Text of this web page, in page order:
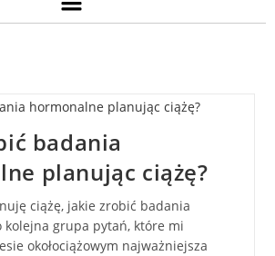
badania
planując ciążę?
ciążę, jakie zrobić badania
kolejna grupa pytań, które mi
okołociążowym najważniejsza